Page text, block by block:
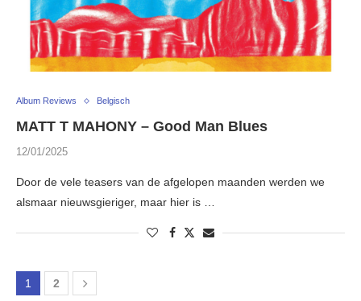
Album Reviews Belgisch
MATT T MAHONY – Good Man Blues
12/01/2025
Door de vele teasers van de afgelopen maanden werden we
alsmaar nieuwsgieriger, maar hier is …
1 2